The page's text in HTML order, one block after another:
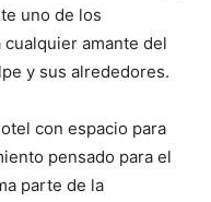
uno de los
amante del
y sus alrededores.
con espacio para
pensado para el
parte de la